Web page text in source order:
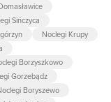
Sińczyca
Noclegi Krupy
Borzyszkowo
Gorzebądz
Boryszewo